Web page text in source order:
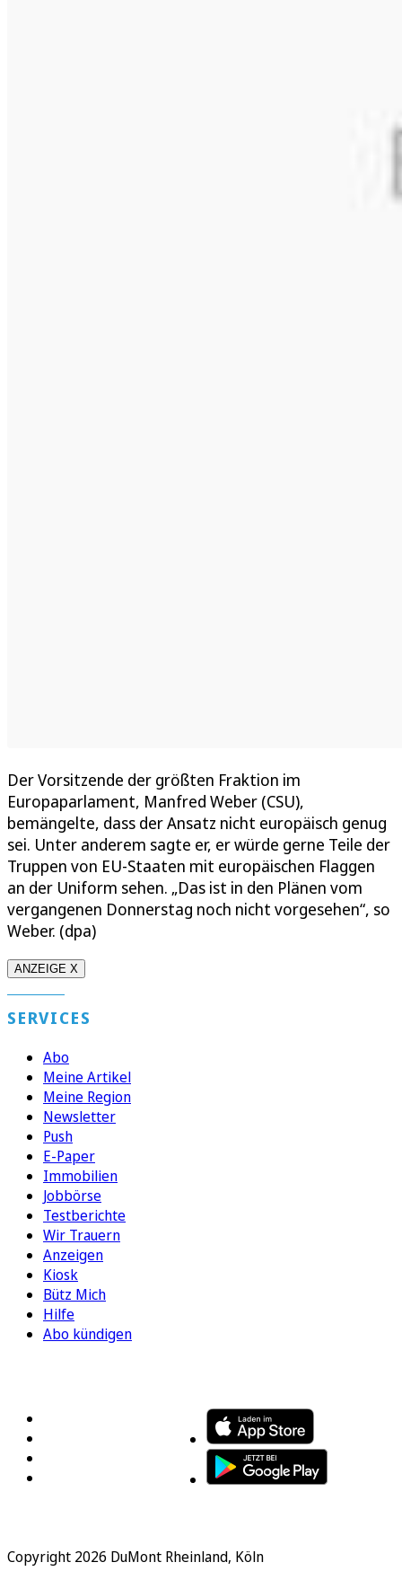
Der Vorsitzende der größten Fraktion im
Europaparlament, Manfred Weber (CSU),
bemängelte, dass der Ansatz nicht europäisch genug
sei. Unter anderem sagte er, er würde gerne Teile der
Truppen von EU-Staaten mit europäischen Flaggen
an der Uniform sehen. „Das ist in den Plänen vom
vergangenen Donnerstag noch nicht vorgesehen“, so
Weber. (dpa)
ANZEIGE X
SERVICES
Abo
Meine Artikel
Meine Region
Newsletter
Push
E-Paper
Immobilien
Jobbörse
Testberichte
Wir Trauern
Anzeigen
Kiosk
Bütz Mich
Hilfe
Abo kündigen
Copyright 2026 DuMont Rheinland, Köln